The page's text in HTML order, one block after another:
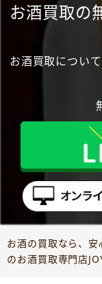
お酒買取の
お酒買取につい
お酒の買取なら、
のお酒買取専門店